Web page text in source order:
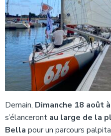
Demain, Dimanche 18 août
s’élanceront au large de la
Bella pour un parcours